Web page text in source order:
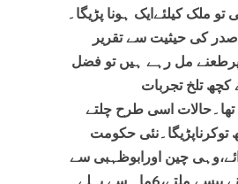
ملک کیلئےایک ہونا پڑیگا۔
کی حیثیت سے تقریر
پرطعنے مل رہے ہیں تو فضل
تلخ تجربات
اسی طرح چلتے
توکرناپڑیگا۔نئی حکومت
چین اورابوظہبی سے